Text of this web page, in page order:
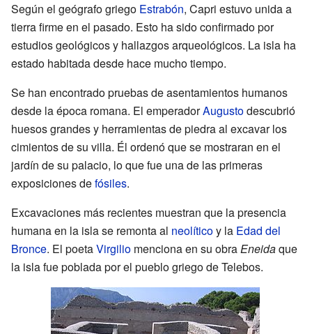
Según el geógrafo griego Estrabón, Capri estuvo unida a
tierra firme en el pasado. Esto ha sido confirmado por
estudios geológicos y hallazgos arqueológicos. La isla ha
estado habitada desde hace mucho tiempo.
Se han encontrado pruebas de asentamientos humanos
desde la época romana. El emperadorAugustodescubrió
huesos grandes y herramientas de piedra al excavar los
cimientos de su villa. Él ordenó que se mostraran en el
jardín de su palacio, lo que fue una de las primeras
exposiciones defósiles.
Excavaciones más recientes muestran que la presencia
humana en la isla se remonta al neolíticoy la Edad del
Bronce. El poetaVirgilio menciona en su obraEneidaque
la isla fue poblada por el pueblo griego de Telebos.